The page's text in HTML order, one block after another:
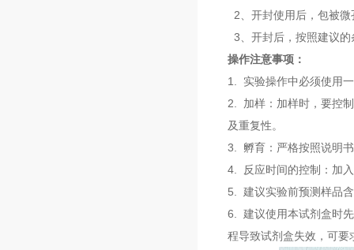
2、开封使用后，包被
3、开封后，按照建议
操作注意事项：
1. 实验操作中必须使用
2. 加样：加样时，要控
及重复性。
3. 孵育：严格按照说明
4. 反应时间的控制：加
5. 建议实验前预测样品
6. 建议使用本试剂盒时
程导致试剂盒失效，可